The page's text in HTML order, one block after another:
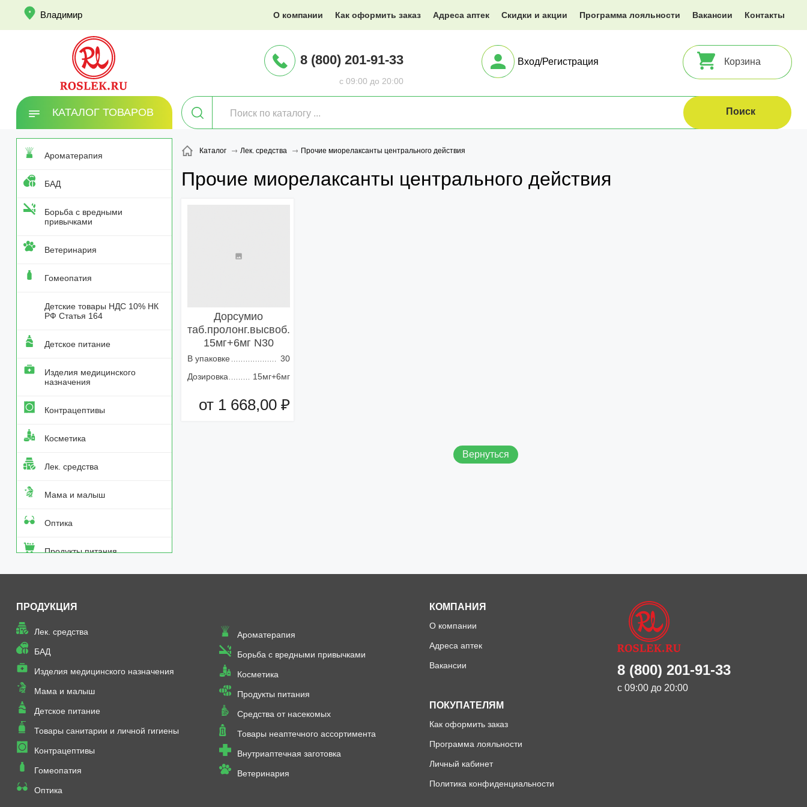
info@XXX.ru
О компании Как оформить заказ Адреса аптек Скидки и акции Программа лояльности Вакансии Контакты
с 09:00 до 20:00
8 (800) 201-91-33 Корзина
Вход/Регистрация
Владимир
КАТАЛОГ ТОВАРОВ
Ароматерапия
БАД
Борьба с вредными
привычками
Ветеринария
Гомеопатия
Детские товары НДС 10% НК
РФ Статья 164
Детское питание
Изделия медицинского
назначения
Контрацептивы
Косметика
Лек. средства
Мама и малыш
Оптика
Продукты питания
Товары неаптечного
гигиены
Каталог Лек. средства Прочие миорелаксанты центрального действия
Прочие миорелаксанты центрального действия
Дорсумио
таб.пролонг.высвоб.
15мг+6мг N30
В упаковке
30
Дозировка
15мг+6мг
от 1 668,00 ₽
Вернуться
ПРОДУКЦИЯ
Лек. средства
БАД
Изделия медицинского назначения
Мама и малыш
Детское питание
Товары санитарии и личной гигиены
Контрацептивы
Гомеопатия
Оптика
Ароматерапия
Борьба с вредными привычками
Косметика
Продукты питания
Средства от насекомых
Товары неаптечного ассортимента
Внутриаптечная заготовка
Ветеринария
КОМПАНИЯ
О компании
Адреса аптек
Вакансии
ПОКУПАТЕЛЯМ
Как оформить заказ
Программа лояльности
Личный кабинет
Политика конфиденциальности
8 (800) 201-91-33
с 09:00 до 20:00